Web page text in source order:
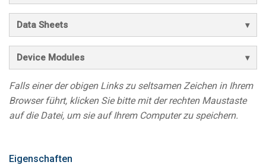
Data Sheets
Device Modules
Falls einer der obigen Links zu seltsamen Zeichen in Ihrem
Browser führt, klicken Sie bitte mit der rechten Maustaste
auf die Datei, um sie auf Ihrem Computer zu speichern.
Eigenschaften